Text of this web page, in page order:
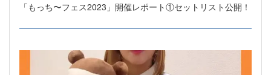
「もっち〜フェス2023」開催レポート①セットリスト公開！